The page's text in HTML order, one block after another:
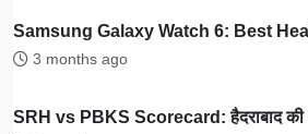
Samsung Galaxy Watch 6: Best
3 months ago
SRH vs PBKS Scorecard: हैदराबाद